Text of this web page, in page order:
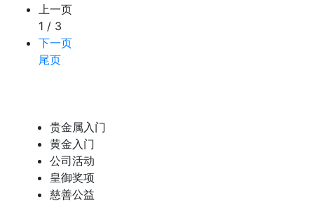
上一页
1 / 3
下一页
尾页
贵金属入门
黄金入门
公司活动
皇御奖项
慈善公益